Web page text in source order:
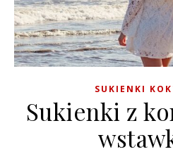
SUKIENKI
Sukienki z